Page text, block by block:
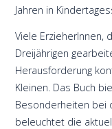
Jahren in
Viele ErzieherInnen,
Dreijährigen
Herausforderung
Kleinen. Das Buch
Besonderheiten bei
beleuchtet die